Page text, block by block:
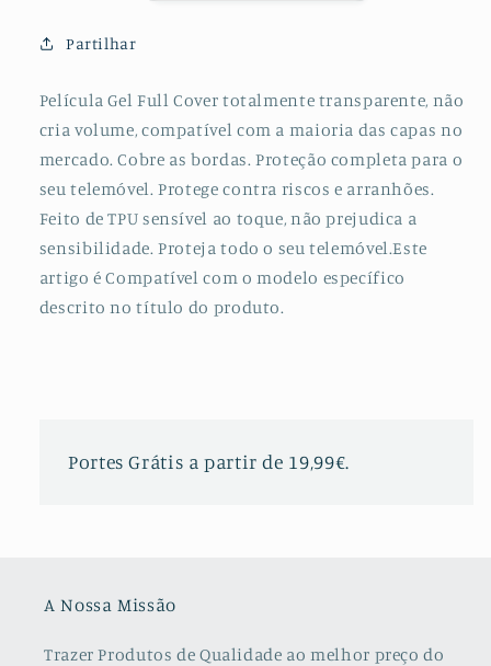
e
para
Vivo
Y79
Vivo
Y79
Partilhar
Película Gel Full Cover totalmente transparente, não
cria volume, compatível com a maioria das capas no
mercado. Cobre as bordas. Proteção completa para o
seu telemóvel. Protege contra riscos e arranhões.
Feito de TPU sensível ao toque, não prejudica a
sensibilidade. Proteja todo o seu telemóvel.Este
artigo é Compatível com o modelo específico
descrito no título do produto.
Portes Grátis a partir de 19,99€.
A Nossa Missão
Trazer Produtos de Qualidade ao melhor preço do